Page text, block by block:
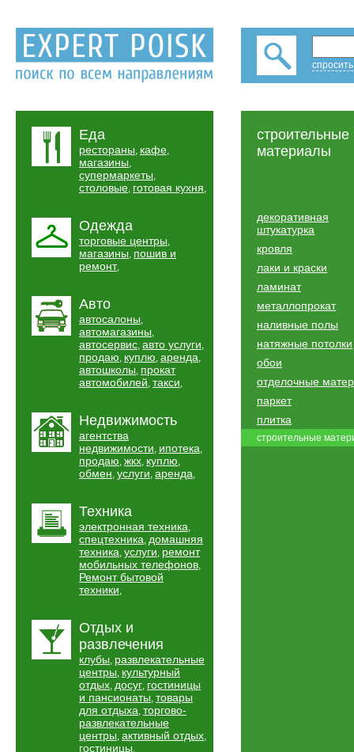
Еда
рестораны, кафе,
магазины,
супермаркеты,
столовые, готовая кухня,
Одежда
торговые центры,
магазины, пошив и
ремонт,
Авто
автосалоны,
автомагазины,
автосервис, авто услуги,
продаю, куплю, аренда,
автошколы, прокат
автомобилей, такси,
Недвижимость
агентства
недвижимости, ипотека,
продаю, жкх, куплю,
обмен, услуги, аренда,
Техника
электронная техника,
спецтехника, домашняя
техника, услуги, ремонт
мобильных телефонов,
Ремонт бытовой
техники,
Отдых и
развлечения
клубы, развлекательные
центры, культурный
отдых, досуг, гостиницы
и пансионаты, товары
для отдыха, торгово-
развлекательные
центры, активный отдых,
гостиницы,
строительные
материалы
декоративная
штукатурка
кровля
лаки и краски
ламинат
металлопрокат
наливные полы
натяжные потолки
обои
отделочные
паркет
плитка
строительные